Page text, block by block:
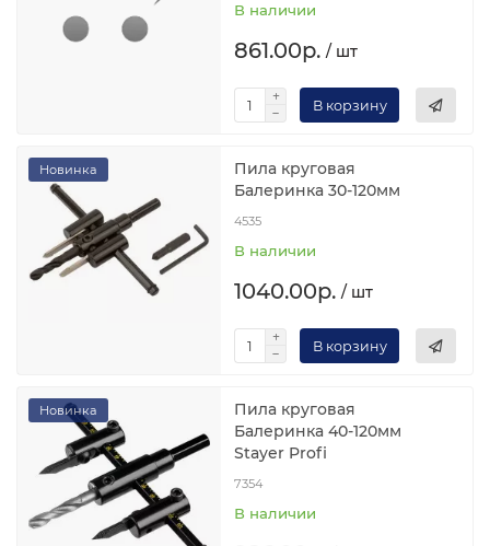
В наличии
861.00р. / шт
В корзину
Новинка
Пила круговая
Балеринка 30-120мм
4535
В наличии
1040.00р. / шт
В корзину
Новинка
Пила круговая
Балеринка 40-120мм
Stayer Profi
7354
В наличии